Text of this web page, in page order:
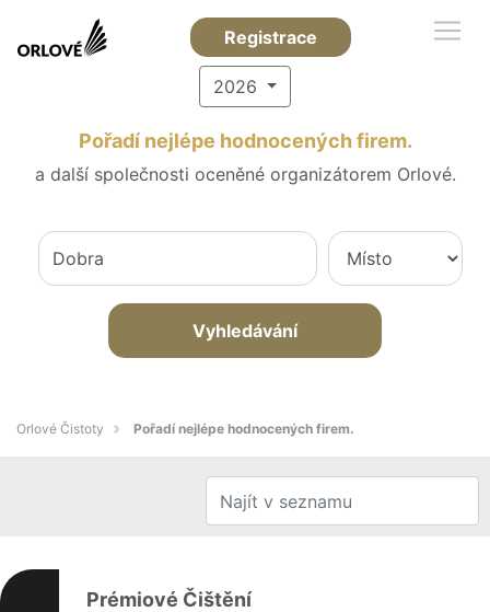
Registrace
2026
Pořadí nejlépe hodnocených firem.
a další společnosti oceněné organizátorem Orlové.
Vyhledávání
Orlové Čistoty Pořadí nejlépe hodnocených firem.
Prémiové Čištění